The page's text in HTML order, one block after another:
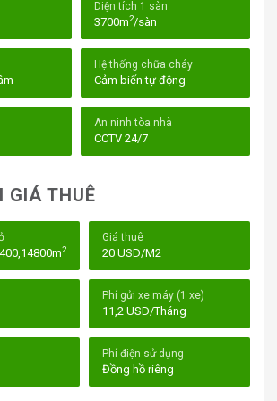
mô từ doanh nghiệp vừa đến lớn.
tòa nhà Republic Plaza
lược và giao thông thuận tiện
Diện tích 1 sàn
3700m2/sàn
Hệ thống chữa cháy
Cảm biến tự động
An ninh tòa nhà
CCTV 24/7
GIÁ THUÊ
2
Giá thuê
20 USD/M2
Phí gửi xe máy (1 xe)
11,2 USD/Tháng
Phí điện sử dụng
Đồng hồ riêng